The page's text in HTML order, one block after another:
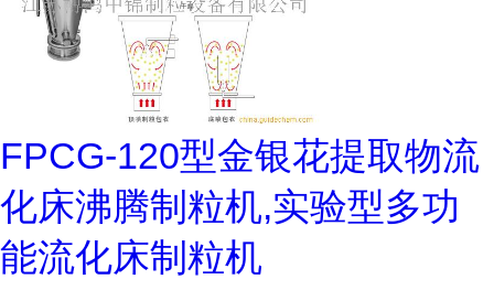
FPCG-120型金银花提取物流
化床沸腾制粒机,实验型多功
能流化床制粒机